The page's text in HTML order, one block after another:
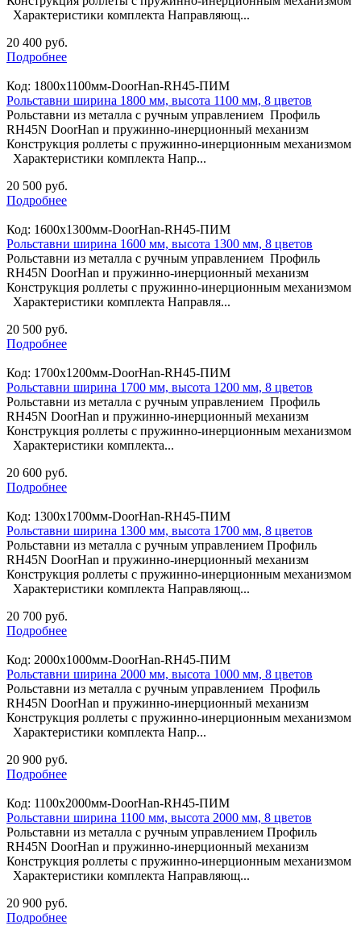
Характеристики комплекта Направляющ...
20 400 руб.
Подробнее
Код: 1800х1100мм-DoorHan-RH45-ПИМ
Рольставни ширина 1800 мм, высота 1100 мм, 8 цветов
Рольставни из металла с ручным управлением Профиль
RH45N DoorHan и пружинно-инерционный механизм
Конструкция роллеты с пружинно-инерционным механизмом
Характеристики комплекта Напр...
20 500 руб.
Подробнее
Код: 1600х1300мм-DoorHan-RH45-ПИМ
Рольставни ширина 1600 мм, высота 1300 мм, 8 цветов
Рольставни из металла с ручным управлением Профиль
RH45N DoorHan и пружинно-инерционный механизм
Конструкция роллеты с пружинно-инерционным механизмом
Характеристики комплекта Направля...
20 500 руб.
Подробнее
Код: 1700х1200мм-DoorHan-RH45-ПИМ
Рольставни ширина 1700 мм, высота 1200 мм, 8 цветов
Рольставни из металла с ручным управлением Профиль
RH45N DoorHan и пружинно-инерционный механизм
Конструкция роллеты с пружинно-инерционным механизмом
Характеристики комплекта...
20 600 руб.
Подробнее
Код: 1300х1700мм-DoorHan-RH45-ПИМ
Рольставни ширина 1300 мм, высота 1700 мм, 8 цветов
Рольставни из металла с ручным управлением Профиль
RH45N DoorHan и пружинно-инерционный механизм
Конструкция роллеты с пружинно-инерционным механизмом
Характеристики комплекта Направляющ...
20 700 руб.
Подробнее
Код: 2000х1000мм-DoorHan-RH45-ПИМ
Рольставни ширина 2000 мм, высота 1000 мм, 8 цветов
Рольставни из металла с ручным управлением Профиль
RH45N DoorHan и пружинно-инерционный механизм
Конструкция роллеты с пружинно-инерционным механизмом
Характеристики комплекта Напр...
20 900 руб.
Подробнее
Код: 1100х2000мм-DoorHan-RH45-ПИМ
Рольставни ширина 1100 мм, высота 2000 мм, 8 цветов
Рольставни из металла с ручным управлением Профиль
RH45N DoorHan и пружинно-инерционный механизм
Конструкция роллеты с пружинно-инерционным механизмом
Характеристики комплекта Направляющ...
20 900 руб.
Подробнее